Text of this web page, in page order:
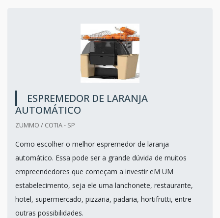
ESPREMEDOR DE LARANJA
AUTOMÁTICO
ZUMMO / COTIA - SP
Como escolher o melhor espremedor de laranja
automático. Essa pode ser a grande dúvida de muitos
empreendedores que começam a investir eM UM
estabelecimento, seja ele uma lanchonete, restaurante,
hotel, supermercado, pizzaria, padaria, hortifrutti, entre
outras possibilidades.